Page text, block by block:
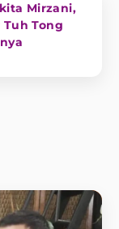
Mirzani,
Tong